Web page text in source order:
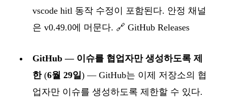
vscode hitl 동작 수정이 포함된다. 안정 채널
은 v0.49.0에 머문다. 🔗 GitHub Releases
GitHub — 이슈를 협업자만 생성하도록 제
한(6월 29일) — GitHub는 이제 저장소의 협
업자만 이슈를 생성하도록 제한할 수 있다.